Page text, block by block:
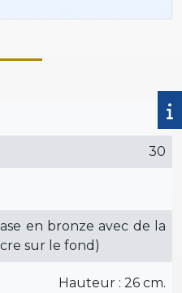
30
en bronze avec de la
sur le fond)
Hauteur : 26 cm.